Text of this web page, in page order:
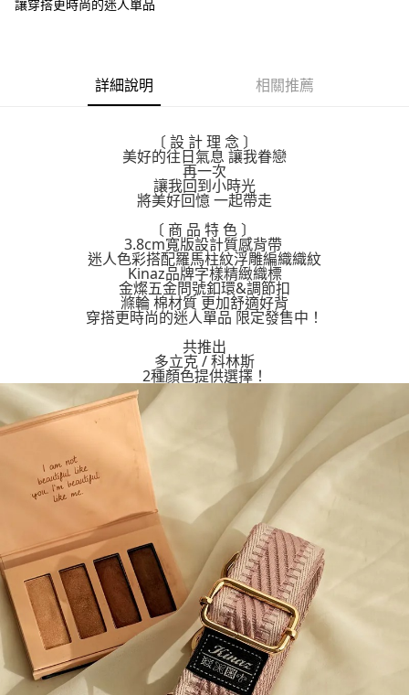
大哥付你分期
2.付款方式選擇「大哥付你分期」，訂單成立後會自動跳轉到大哥付的交易
流程，驗證手機門號後，選擇欲分期的期數、繳款截止日，確認付款後即完
3.實際核准額度、可分期數及費用金額請依後續交易確認頁面所載為準。
4.訂單成立30分鐘內，如未前往確認交易或遇審核未通過，訂單將自動取
消。如遇「轉專審核」未通過狀況，表示未達大哥付你分期系統評分，恕無
1.分期款項不併入電信帳單，「大哥付你分期」於每月結算日後寄送繳費提
2.透過簡訊連結打開帳單後，可選擇「超商條碼／台灣大直營門市／銀行轉
帳／街口支付／iPASS MONEY」等通路繳費。
1.本服務係由「台灣大哥大股份有限公司」（以下簡稱本公司）所提供，讓
買賣價金債權讓與本公司後，依約使用本公司帳單繳交帳款。
2.基於同意付款使用「大哥付你分期」之契約關係目的，商店將以您的個人
資料（包含姓名、電話或地址）提供予台灣大哥大進項蒐集、處理及利用，
由本公司與您本人進行分期帳單所需資料之確認、核對及更正。
3.完整用戶服務條款，請詳閱以下連結：
https://oppay.tw/userRule
１．簡單：不需註冊會員、不需綁卡、不需儲值。
２．便利：只要手機號碼，簡訊認證，即可結帳。
３．安心：先確認商品／服務後，再付款。
【「AFTEE先享後付」結帳流程】
１．於結帳方式選擇「AFTEE先享後付」後，將跳轉至「AFTEE先享後付」
結帳頁面，進行簡訊認證並確認金額後，即可完成結帳。
２．訂單成立數日內，您將收到繳費通知簡訊。
３．收到繳費通知簡訊後14天內，點擊此簡訊中的連結，可透過四大超商／
ATM／網路銀行／等多元方式進行付款，方視為交易完成。
※ 請注意：結帳手續完成當下不需立刻繳費，但若您需要取消訂單，請聯絡
購買商品的店家。未經商家同意取消之訂單仍視為有效，需透過AFTEE先享
※ 交易是否成功請以「AFTEE先享後付 」之結帳頁面顯示為準，若有關於
是否繳費成功／繳費後需取消欲退款等相關疑問，請聯繫「AFTEE先享後付
客戶支援中心」https://netprotections.freshdesk.com/support/home
１．透過由恩沛科技股份有限公司提供之「AFTEE先享後付」服務完成之交
易，需依本服務之必要範圍內提供個人資料，並將交易相關給付款項請求債
權轉讓予恩沛科技股份有限公司。
２．關於個人資料處理事宜，請瀏覽以下網址：
https://aftee.tw/terms/#terms3
３．未成年的使用者請事先徵得法定代理人或監護人之同意方可使用
「AFTEE先享後付」，若未經同意申辦者引起之損失，本公司不負相關責
任。
４．使用「AFTEE先享後付」時，將依據個別帳號之用戶狀況，依本公司即
時審查核予不同之上限額度；若仍有額度不足之情形，本公司將視審查結果
請求用戶進行身份認證。
５．嚴禁一人註冊多個帳號或使用他人資訊註冊。若發現惡意使用之情形，
恩沛科技股份有限公司將有權停止該用戶之使用額度並採取法律行動。
每筆NT$70，滿NT$899(含以上)免運費
付款後7-11取貨
每筆NT$70，滿NT$899(含以上)免運費
每筆NT$100，滿NT$1,000(含以上)免運費
京站台北店客服中心(1F星巴克旁) 即日起不提供京站紙袋，取件時
請自備購物袋，若需購買紙袋可現場詢問
免運費
讓穿搭更時尚的迷人單品
詳細說明 相關推薦
〔 設 計 理 念 〕
美好的往日氣息 讓我眷戀
再一次
讓我回到小時光
將美好回憶 一起帶走
〔 商 品 特 色 〕
3.8cm寬版設計質感背帶
迷人色彩搭配羅馬柱紋浮雕編織織紋
Kinaz品牌字樣精緻織標
金燦五金問號釦環&調節扣
滌輪 棉材質 更加舒適好背
穿搭更時尚的迷人單品 限定發售中！
共推出
多立克 / 科林斯
2種顏色提供選擇！